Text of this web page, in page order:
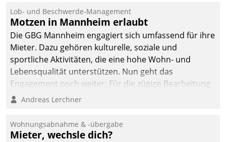
Lob- und Beschwerde-Management
Motzen in Mannheim erlaubt
Die GBG Mannheim engagiert sich umfassend für ihre
Mieter. Dazu gehören kulturelle, soziale und
sportliche Aktivitäten, die eine hohe Wohn- und
Lebensqualität unterstützen. Nun geht das
Engagement noch weiter: Für die zügige Bearbeitung
von Beschwerden – oder Lob – richtet das
und Beschwerde-Management einen eigenen Kanal
ein.
Andreas Lerchner
Wohnungsabnahme & -übergabe
Mieter, wechsle dich?